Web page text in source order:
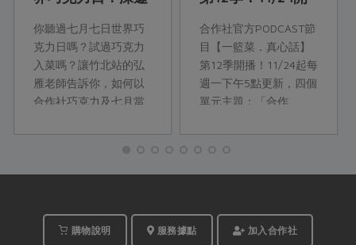
饗宴
你聽過七月七日世界巧
克力日嗎？試過巧克力
入菜嗎？讓竹北站的弘
雁老師告訴你，如何以
合作社巧克力及七月當
味的巧克力料理！
合作社官方PODCAST節
目【一籃菜．真心話】
第12季開播！11/24起每
週一下午5點更新，四個
單元主題：「合作
講」、「合作瞭望
物」，精彩合作故事，
購物說明 服務據點 加入合作社